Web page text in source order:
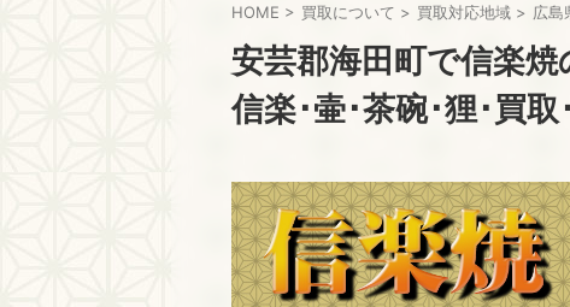
HOME > 買取について > 買取対応地域 > 広島
安芸郡海田町で信楽
信楽･壷･茶碗･狸･買取